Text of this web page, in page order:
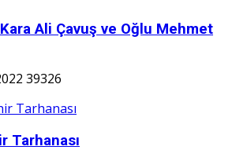
Ali Çavuş ve Oğlu Mehmet
39326
Tarhanası